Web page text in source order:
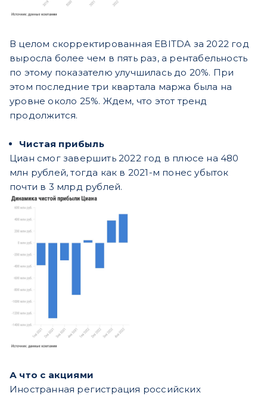
В целом скорректированная EBITDA за 2022 год
выросла более чем в пять раз, а рентабельность
по этому показателю улучшилась до 20%. При
этом последние три квартала маржа была на
уровне около 25%. Ждем, что этот тренд
продолжится.
Чистая прибыль
Циан смог завершить 2022 год в плюсе на 480
млн рублей, тогда как в 2021-м понес убыток
почти в 3 млрд рублей.
А что с акциями
Иностранная регистрация российских